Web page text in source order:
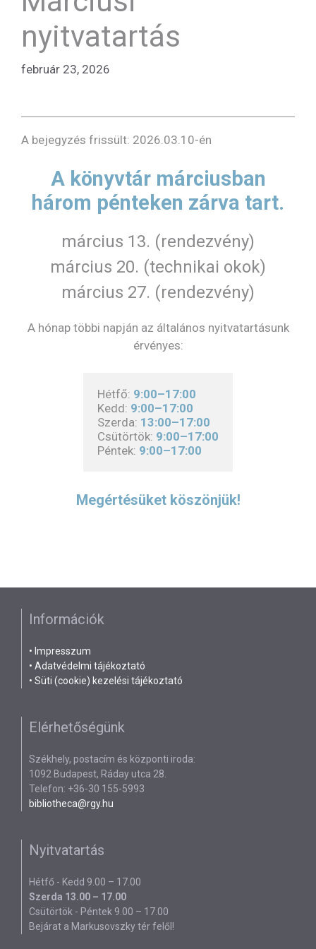
nyitvatartás
február 23, 2026
A bejegyzés frissült: 2026.03.10-én
A könyvtár márciusban
három pénteken zárva tart.
március 13. (rendezvény)
március 20. (technikai okok)
március 27. (rendezvény)
A hónap többi napján az általános nyitvatartásunk
érvényes:
Hétfő: 9:00–17:00
Kedd: 9:00–17:00
Szerda: 13:00–17:00
Csütörtök: 9:00–17:00
Péntek: 9:00–17:00
Megértésüket köszönjük!
Információk
• Impresszum
• Adatvédelmi tájékoztató
• Süti (cookie) kezelési tájékoztató
Elérhetőségünk
Székhely, postacím és központi iroda:
1092 Budapest, Ráday utca 28.
Telefon: +36-30 155-5993
bibliotheca@rgy.hu
Nyitvatartás
Hétfő - Kedd 9.00 – 17.00
Szerda 13.00 – 17.00
Csütörtök - Péntek 9.00 – 17.00
Bejárat a Markusovszky tér felől!